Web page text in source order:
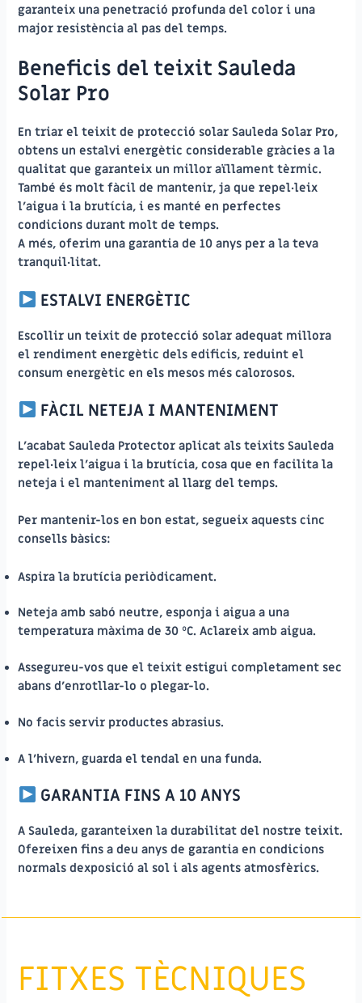
garanteix una penetració profunda del color i una
major resistència al pas del temps.
Beneficis del teixit Sauleda
Solar Pro
En triar el teixit de protecció solar Sauleda Solar Pro,
obtens un estalvi energètic considerable gràcies a la
qualitat que garanteix un millor aïllament tèrmic.
També és molt fàcil de mantenir, ja que repel·leix
l’aigua i la brutícia, i es manté en perfectes
condicions durant molt de temps.
A més, oferim una garantia de 10 anys per a la teva
tranquil·litat.
ESTALVI ENERGÈTIC
Escollir un teixit de protecció solar adequat millora
el rendiment energètic dels edificis, reduint el
consum energètic en els mesos més calorosos.
FÀCIL NETEJA I MANTENIMENT
L’acabat Sauleda Protector aplicat als teixits Sauleda
repel·leix l’aigua i la brutícia, cosa que en facilita la
neteja i el manteniment al llarg del temps.
Per mantenir-los en bon estat, segueix aquests cinc
consells bàsics:
Aspira la brutícia periòdicament.
Neteja amb sabó neutre, esponja i aigua a una
temperatura màxima de 30 ºC. Aclareix amb aigua.
Assegureu-vos que el teixit estigui completament sec
abans d’enrotllar-lo o plegar-lo.
No facis servir productes abrasius.
A l’hivern, guarda el tendal en una funda.
GARANTIA FINS A 10 ANYS
A Sauleda, garanteixen la durabilitat del nostre teixit.
Ofereixen fins a deu anys de garantia en condicions
normals dexposició al sol i als agents atmosfèrics.
FITXES TÈCNIQUES